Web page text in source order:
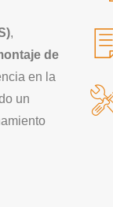
,
de
en la
un